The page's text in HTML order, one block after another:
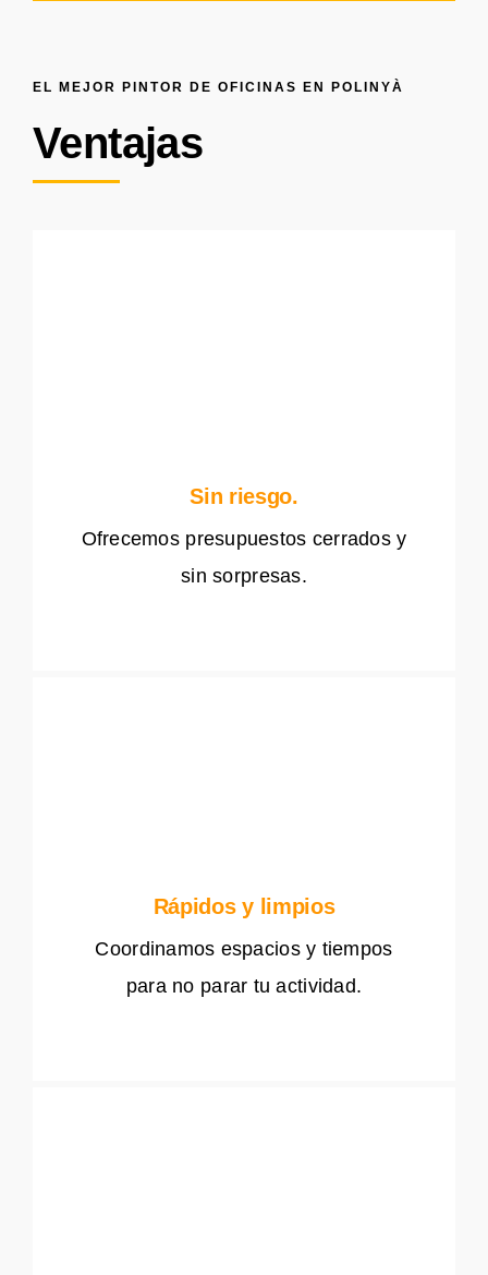
EL MEJOR PINTOR DE OFICINAS EN POLINYÀ
Ventajas
Sin riesgo.
Ofrecemos presupuestos cerrados y
sin sorpresas.
Rápidos y limpios
Coordinamos espacios y tiempos
para no parar tu actividad.